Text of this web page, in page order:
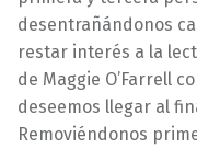
desentrañándonos
restar interés a la
de Maggie O’Farrell
deseemos llegar al
Removiéndonos